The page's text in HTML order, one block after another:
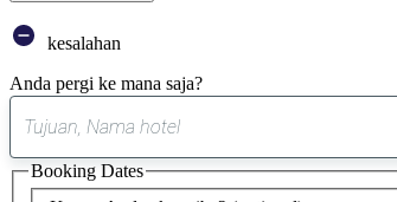
kesalahan
Anda pergi ke mana saja?
Booking Dates